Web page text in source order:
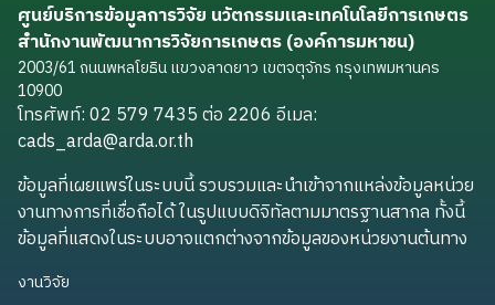
ศูนย์บริการข้อมูลการวิจัย นวัตกรรมและเทคโนโลยีการเกษตร
สำนักงานพัฒนาการวิจัยการเกษตร (องค์การมหาชน)
2003/61 ถนนพหลโยธิน แขวงลาดยาว เขตจตุจักร กรุงเทพมหานคร
10900
โทรศัพท์: 02 579 7435 ต่อ 2206 อีเมล:
cads_arda@arda.or.th
ข้อมูลที่เผยแพร่ในระบบนี้ รวบรวมและนำเข้าจากแหล่งข้อมูลหน่วย
งานทางการที่เชื่อถือได้ ในรูปแบบดิจิทัลตามมาตรฐานสากล ทั้งนี้
ข้อมูลที่แสดงในระบบอาจแตกต่างจากข้อมูลของหน่วยงานต้นทาง
งานวิจัย